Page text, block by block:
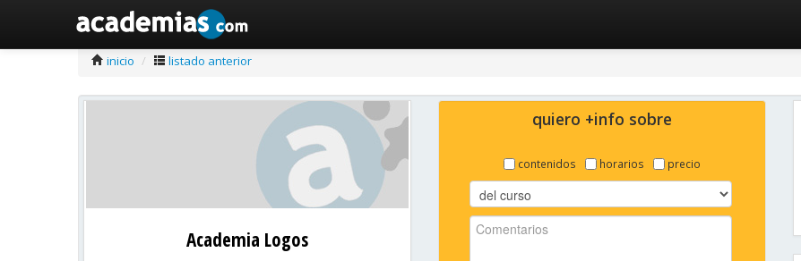
inicio / listado anterior
Academia Logos
quiero +info sobre
contenidos horarios precio